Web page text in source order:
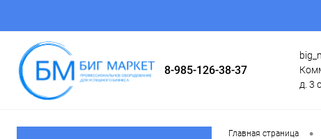
8-985-126-38-37
д. 3
Главная страница •